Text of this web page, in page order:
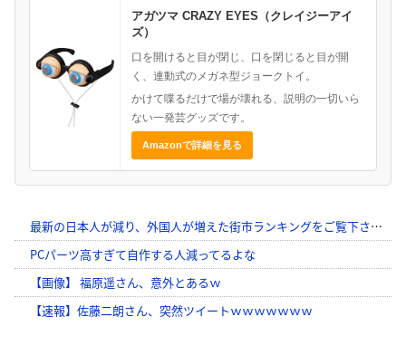
アガツマ CRAZY EYES（クレイジーアイ
ズ）
口を開けると目が閉じ、口を閉じると目が開
く、連動式のメガネ型ジョークトイ。
かけて喋るだけで場が壊れる、説明の一切いら
ない一発芸グッズです。
Amazonで詳細を見る